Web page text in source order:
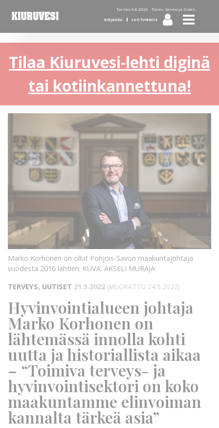
Torstai 6.8.2026 - Toimi, Keimo ja Sixten
KIRJAUDU LUO TUNNUS
Tilaa Kiuruvesi-lehti diginä
tai kotiinkannettuna!
KUVA:
AKSELI
MURAJA
Marko Korhonen on ollut Pohjois-Savon maakuntajohtaja
vuodesta 2016 lähtien. KUVA: AKSELI MURAJA
TERVEYS, UUTISET 21.5.2022 (MUOKATTU 24.5.2022)
Hyvinvointialueen johtaja
Marko Korhonen on
lähtemässä innolla kohti
uutta ja historiallista aikaa
– “Toimiva terveys- ja
hyvinvointisektori on koko
maakuntamme elinvoiman
kannalta tärkeä asia”